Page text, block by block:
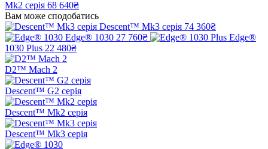
Mk2 серія 68 640₴
Вам може сподобатись
Descent™ Mk3 серія 74 360₴
Edge® 1030 27 760₴
Edge®
1030 Plus 22 480₴
D2™ Mach 2
Descent™ G2 серія
Descent™ Mk2 серія
Descent™ Mk3 серія